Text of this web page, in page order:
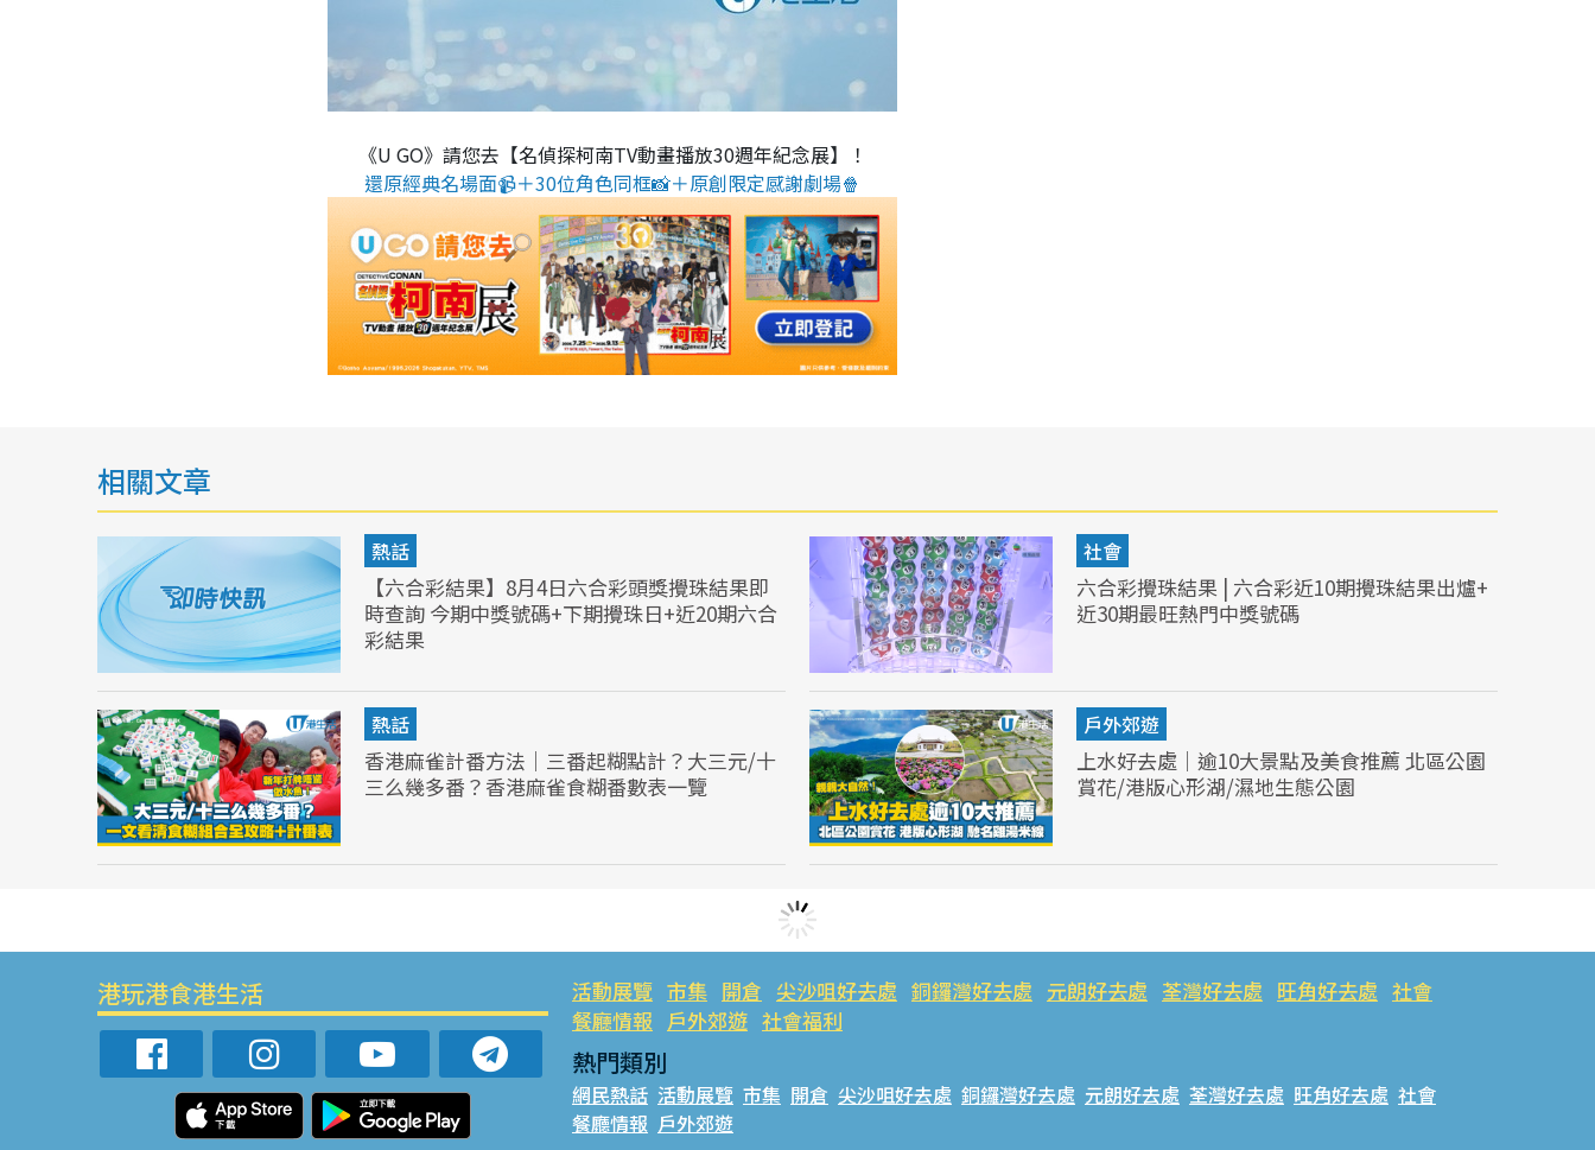
《U GO》請您去【名偵探柯南TV動畫播放30週年紀念展】！
還原經典名場面📹＋30位角色同框📸＋原創限定感謝劇場🍿
相關文章
熱話
【六合彩結果】8月4日六合彩頭獎攪珠結果即
時查詢 今期中獎號碼+下期攪珠日+近20期六合
彩結果
社會
六合彩攪珠結果 | 六合彩近10期攪珠結果出爐+
近30期最旺熱門中獎號碼
熱話
香港麻雀計番方法｜三番起糊點計？大三元/十
三么幾多番？香港麻雀食糊番數表一覽
戶外郊遊
上水好去處｜逾10大景點及美食推薦 北區公園
賞花/港版心形湖/濕地生態公園
港玩港食港生活 活動展覽 市集 開倉 尖沙咀好去處 銅鑼灣好去處 元朗好去處 荃灣好去處 旺角好去處 社會
餐廳情報 戶外郊遊 社會福利
熱門類別
網民熱話 活動展覽 市集 開倉 尖沙咀好去處 銅鑼灣好去處 元朗好去處 荃灣好去處 旺角好去處 社會
餐廳情報 戶外郊遊